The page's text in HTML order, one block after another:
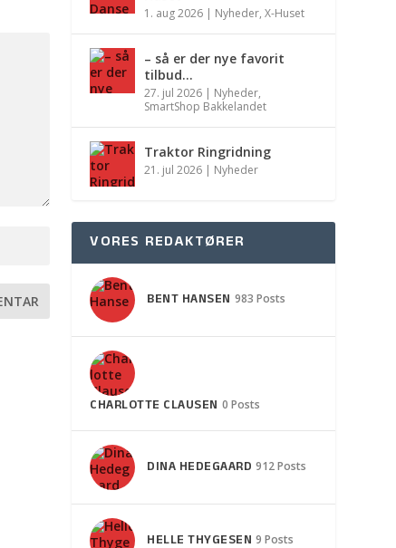
1. aug 2026 | Nyheder,X-Huset
– så er der nye favorit
tilbud…
27. jul 2026 | Nyheder,
SmartShop Bakkelandet
Traktor Ringridning
21. jul 2026 | Nyheder
VORES REDAKTØRER
BENT HANSEN 983 Posts
CHARLOTTE CLAUSEN 0 Posts
DINA HEDEGAARD 912 Posts
HELLE THYGESEN 9 Posts